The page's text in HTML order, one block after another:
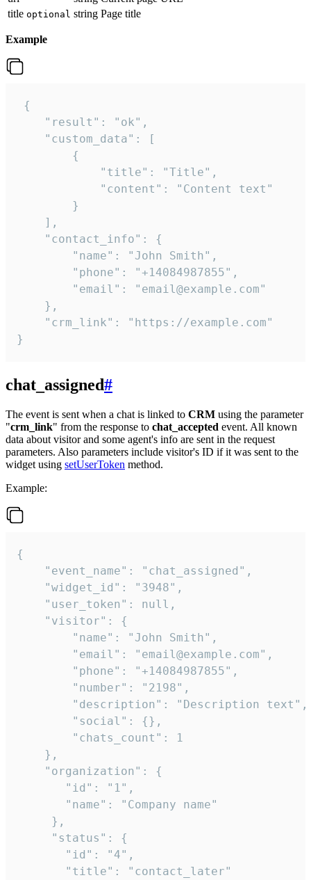
title optional string Page title
Example
{
    "result": "ok",
    "custom_data": [
        {
            "title": "Title",
            "content": "Content text"
        }
    ],
    "contact_info": {
        "name": "John Smith",
        "phone": "+14084987855",
        "email": "email@example.com"
    },
    "crm_link": "https://example.com"
}
chat_assigned#
The event is sent when a chat is linked to CRM using the parameter
"crm_link" from the response to chat_accepted event. All known
data about visitor and some agent's info are sent in the request
parameters. Also parameters include visitor's ID if it was sent to the
widget using setUserToken method.
Example:
{
    "event_name": "chat_assigned",
    "widget_id": "3948",
    "user_token": null,
    "visitor": {
        "name": "John Smith",
        "email": "email@example.com",
        "phone": "+14084987855",
        "number": "2198",
        "description": "Description text",
        "social": {},
        "chats_count": 1
    },
    "organization": {
       "id": "1",
       "name": "Company name"
     },
     "status": {
       "id": "4",
       "title": "contact_later"